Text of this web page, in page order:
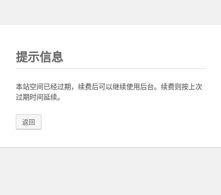
提示信息
本站空间已经过期，续费后可以继续使用后台。续费则按上次
过期时间延续。
返回